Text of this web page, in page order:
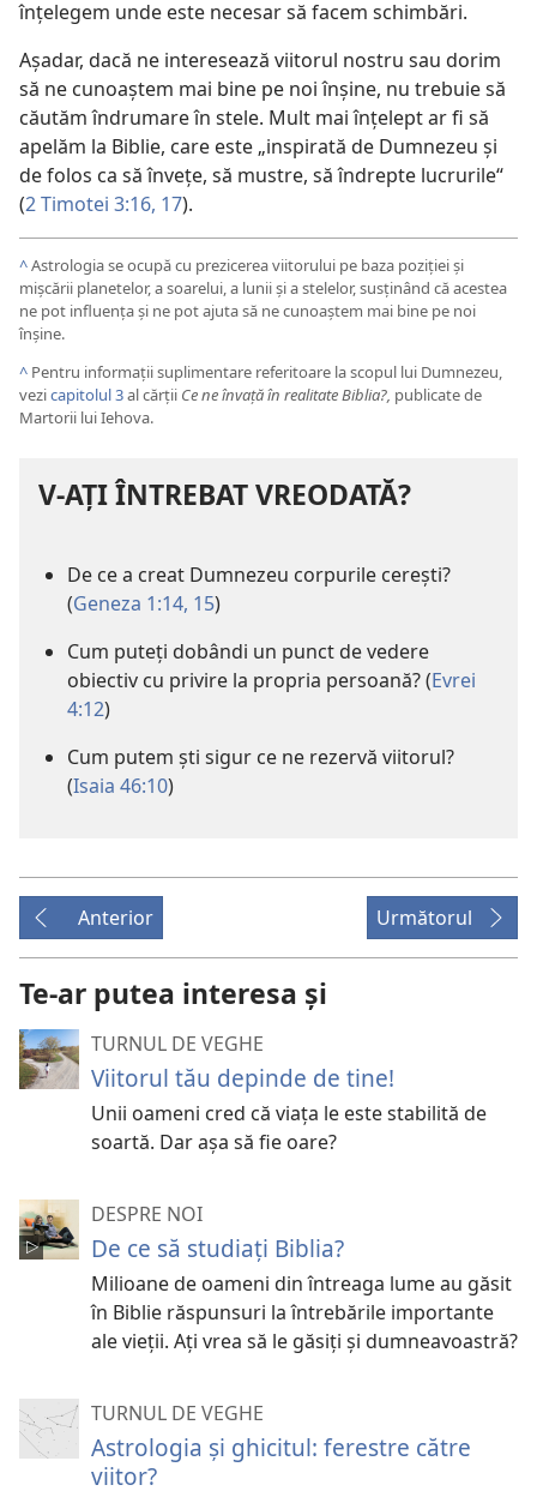
înţelegem unde este necesar să facem schimbări.
Aşadar, dacă ne interesează viitorul nostru sau dorim
să ne cunoaştem mai bine pe noi înşine, nu trebuie să
căutăm îndrumare în stele. Mult mai înţelept ar fi să
apelăm la Biblie, care este „inspirată de Dumnezeu şi
de folos ca să înveţe, să mustre, să îndrepte lucrurile“
(2 Timotei 3:16, 17).
^Astrologia se ocupă cu prezicerea viitorului pe baza poziţiei şi
mişcării planetelor, a soarelui, a lunii şi a stelelor, susţinând că acestea
ne pot influenţa şi ne pot ajuta să ne cunoaştem mai bine pe noi
înşine.
^ Pentru informaţii suplimentare referitoare la scopul lui Dumnezeu,
vezicapitolul 3al cărţii Ce ne învaţă în realitate Biblia?, publicate de
Martorii lui Iehova.
V-AŢI ÎNTREBAT VREODATĂ?
De ce a creat Dumnezeu corpurile cereşti?
(Geneza 1:14, 15)
Cum puteţi dobândi un punct de vedere
obiectiv cu privire la propria persoană? (Evrei
4:12)
Cum putem şti sigur ce ne rezervă viitorul?
(Isaia 46:10)
Anterior Următorul
Te-ar putea interesa și
TURNUL DE VEGHE
Viitorul tău depinde de tine!
Unii oameni cred că viața le este stabilită de
soartă. Dar așa să fie oare?
DESPRE NOI
De ce să studiați Biblia?
Milioane de oameni din întreaga lume au găsit
în Biblie răspunsuri la întrebările importante
ale vieții. Ați vrea să le găsiți și dumneavoastră?
TURNUL DE VEGHE
Astrologia și ghicitul: ferestre către
viitor?